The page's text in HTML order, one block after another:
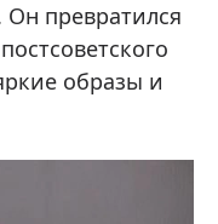
Он превратился
образы и